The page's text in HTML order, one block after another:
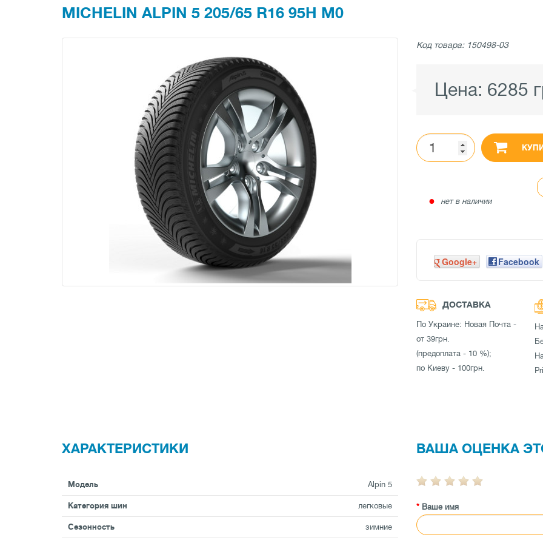
MICHELIN ALPIN 5 205/65 R16 95H M0
Код товара: 150498-03
Цена: 6285
● нет в наличии
Google+ Facebook
ДОСТАВКА
По Украине: Новая Почта -
от 39грн.
(предоплата - 10 %);
по Киеву - 100грн.
ХАРАКТЕРИСТИКИ
Модель Alpin 5
Категория шин легковые
Сезонность зимние
ВАША ОЦЕНКА
Ваше имя